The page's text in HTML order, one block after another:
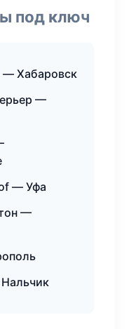
под ключ
Хабаровск
—
— Уфа
—